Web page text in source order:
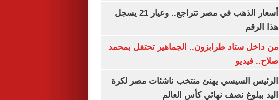
أسعار الذهب في مصر تتراجع.. وعيار 21 يسجل
هذا الرقم
من داخل ستاد طرابزون.. الجماهير تحتفل بمحمد
صلاح.. فيديو
الرئيس السيسي يهنئ منتخب ناشئات مصر لكرة
اليد ببلوغ نصف نهائي كأس العالم